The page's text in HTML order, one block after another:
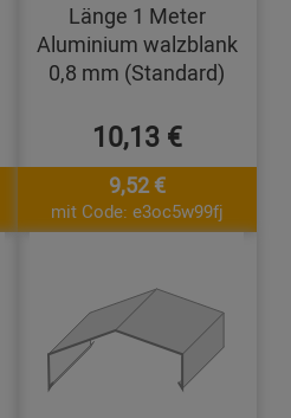
Länge 1 Meter
Aluminium walzblank
0,8 mm (Standard)
10,13 €
9,52 €
mit Code: e3oc5w99fj